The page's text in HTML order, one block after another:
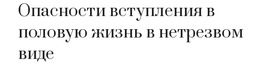
Опасности вступления в
половую жизнь в нетрезвом
виде